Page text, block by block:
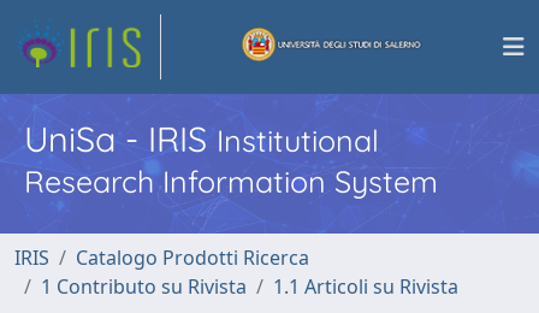
UniSa - IRISInstitutional
Research Information System
IRIS
Catalogo Prodotti Ricerca
1 Contributo su Rivista
1.1 Articoli su Rivista